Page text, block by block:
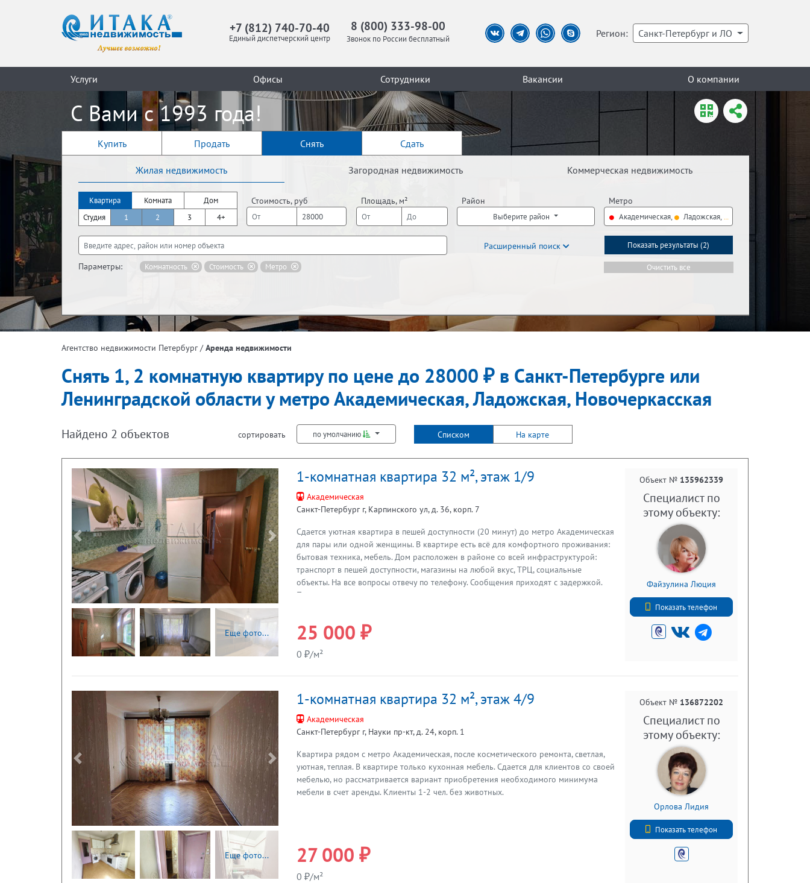
+7 (812) 740-70-40
Единый диспетчерский центр
8 (800) 333-98-00
Звонок по России бесплатный Регион: Санкт-Петербург и ЛО
Услуги Офисы Сотрудники Вакансии О компании
С Вами с 1993 года!
Купить Продать Снять Сдать
Жилая недвижимость Загородная недвижимость Коммерческая недвижимость
Квартира Комната
Дом
Студия
1 2 3 4+
Стоимость, руб Площадь, м² Район
Выберите район
Метро
Академическая, Ладожская,
Расширенный поиск Показать результаты (2)
Параметры: Комнатность Стоимость Метро Очистить все
Жилая площадь, м²
Этаж
Показать за
Площадь кухни, м²
Лифт
С животными
Агентство недвижимости Петербург /Аренда недвижимости
Снять 1, 2 комнатную квартиру по цене до 28000 ₽ в Санкт-Петербурге или
Ленинградской области у метро Академическая, Ладожская, Новочеркасская
Найдено 2 объектов сортировать по умолчанию Списком На карте
Следующая Предыдущая
Еще фото...
1-комнатная квартира 32 м², этаж 1/9
Академическая
Санкт-Петербург г, Карпинского ул, д. 36, корп. 7
Сдается уютная квартира в пешей доступности (20 минут) до метро Академическая
для пары или одной женщины. В квартире есть всё для комфортного проживания:
бытовая техника, мебель. Дом расположен в районе со всей инфраструктурой:
транспорт в пешей доступности, магазины на любой вкус, ТРЦ, социальные
объекты. На все вопросы отвечу по телефону. Сообщения приходят с задержкой.
Показы по договоренности.
25 000 ₽
0 ₽/м²
Объект № 135962339
Специалист по
этому объекту:
Файзулина Люция
Показать телефон
+7 (812) 740-70-40
Следующая Предыдущая
Еще фото...
1-комнатная квартира 32 м², этаж 4/9
Академическая
Санкт-Петербург г, Науки пр-кт, д. 24, корп. 1
Квартира рядом с метро Академическая, после косметического ремонта, светлая,
уютная, теплая. В квартире только кухонная мебель. Сдается для клиентов со своей
мебелью, но рассматривается вариант приобретения необходимого минимума
мебели в счет аренды. Клиенты 1-2 чел. без животных.
27 000 ₽
0 ₽/м²
Объект № 136872202
Специалист по
этому объекту:
Орлова Лидия
Показать телефон
+7 (812) 740-71-50